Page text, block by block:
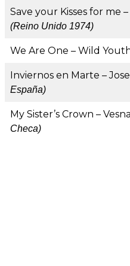
Save your Kisses for me
(Reino Unido 1974)
We Are One – Wild
Inviernos en Marte –
España)
My Sister’s Crown – Vesna
Checa)